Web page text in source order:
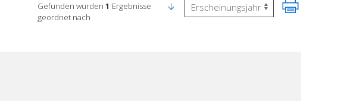
Gefunden wurden 1 Ergebnisse
geordnet nach